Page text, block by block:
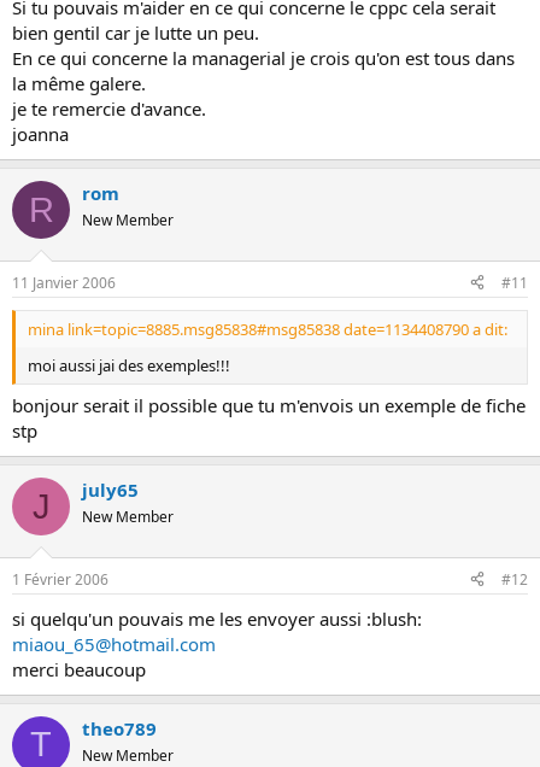
Si tu pouvais m'aider en ce qui concerne le cppc cela serait
bien gentil car je lutte un peu.
En ce qui concerne la managerial je crois qu'on est tous dans
la même galere.
je te remercie d'avance.
joanna
R rom
New Member
11 Janvier 2006 #11
mina link=topic=8885.msg85838#msg85838 date=1134408790 a dit:
moi aussi jai des exemples!!!
bonjour serait il possible que tu m'envois un exemple de fiche
stp
J july65
New Member
1 Février 2006 #12
si quelqu'un pouvais me les envoyer aussi :blush:
miaou_65@hotmail.com
merci beaucoup
T theo789
New Member